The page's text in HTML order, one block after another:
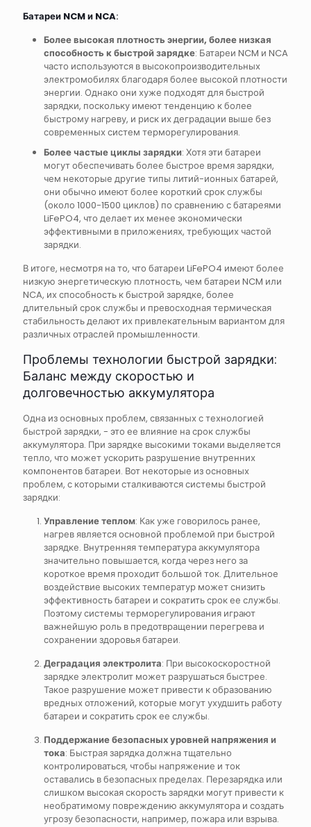
Батареи NCM и NCA:
Более высокая плотность энергии, более низкая
способность к быстрой зарядке: Батареи NCM и NCA
часто используются в высокопроизводительных
электромобилях благодаря более высокой плотности
энергии. Однако они хуже подходят для быстрой
зарядки, поскольку имеют тенденцию к более
быстрому нагреву, и риск их деградации выше без
современных систем терморегулирования.
Более частые циклы зарядки: Хотя эти батареи
могут обеспечивать более быстрое время зарядки,
чем некоторые другие типы литий-ионных батарей,
они обычно имеют более короткий срок службы
(около 1000-1500 циклов) по сравнению с батареями
LiFePO4, что делает их менее экономически
эффективными в приложениях, требующих частой
зарядки.
В итоге, несмотря на то, что батареи LiFePO4 имеют более
низкую энергетическую плотность, чем батареи NCM или
NCA, их способность к быстрой зарядке, более
длительный срок службы и превосходная термическая
стабильность делают их привлекательным вариантом для
различных отраслей промышленности.
Проблемы технологии быстрой зарядки:
Баланс между скоростью и
долговечностью аккумулятора
Одна из основных проблем, связанных с технологией
быстрой зарядки, - это ее влияние на срок службы
аккумулятора. При зарядке высокими токами выделяется
тепло, что может ускорить разрушение внутренних
компонентов батареи. Вот некоторые из основных
проблем, с которыми сталкиваются системы быстрой
зарядки:
Управление теплом: Как уже говорилось ранее,
нагрев является основной проблемой при быстрой
зарядке. Внутренняя температура аккумулятора
значительно повышается, когда через него за
короткое время проходит большой ток. Длительное
воздействие высоких температур может снизить
эффективность батареи и сократить срок ее службы.
Поэтому системы терморегулирования играют
важнейшую роль в предотвращении перегрева и
сохранении здоровья батареи.
Деградация электролита: При высокоскоростной
зарядке электролит может разрушаться быстрее.
Такое разрушение может привести к образованию
вредных отложений, которые могут ухудшить работу
батареи и сократить срок ее службы.
Поддержание безопасных уровней напряжения и
тока: Быстрая зарядка должна тщательно
контролироваться, чтобы напряжение и ток
оставались в безопасных пределах. Перезарядка или
слишком высокая скорость зарядки могут привести к
необратимому повреждению аккумулятора и создать
угрозу безопасности, например, пожара или взрыва.